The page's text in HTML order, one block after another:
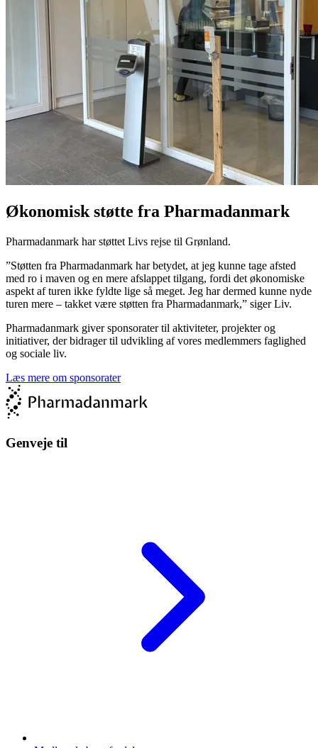
Økonomisk støtte fra Pharmadanmark
Pharmadanmark har støttet Livs rejse til Grønland.
”Støtten fra Pharmadanmark har betydet, at jeg kunne tage afsted
med ro i maven og en mere afslappet tilgang, fordi det økonomiske
aspekt af turen ikke fyldte lige så meget. Jeg har dermed kunne nyde
turen mere – takket være støtten fra Pharmadanmark,” siger Liv.
Pharmadanmark giver sponsorater til aktiviteter, projekter og
initiativer, der bidrager til udvikling af vores medlemmers faglighed
og sociale liv.
Læs mere om sponsorater
Genveje til